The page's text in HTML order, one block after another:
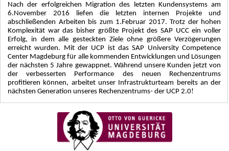
Nach der erfolgreichen Migration des letzten Kundensystems am
6.November 2016 liefen die letzten internen Projekte und
abschließenden Arbeiten bis zum 1.Februar 2017. Trotz der hohen
Komplexität war das bisher größte Projekt des SAP UCC ein voller
Erfolg, in dem alle gesteckten Ziele ohne größere Verzögerungen
erreicht wurden. Mit der UCP ist das SAP University Competence
Center Magdeburg für alle kommenden Entwicklungen und Lösungen
der nächsten 5 Jahre gewappnet. Während unsere Kunden jetzt von
der verbesserten Performance des neuen Rechenzentrums
profitieren können, arbeitet unser Infrastrukturteam bereits an der
nächsten Generation unseres Rechenzentrums- der UCP 2.0!